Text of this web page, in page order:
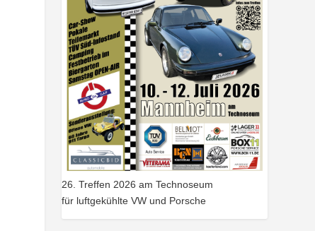
26. Treffen 2026 am Technoseum
für luftgekühlte VW und Porsche